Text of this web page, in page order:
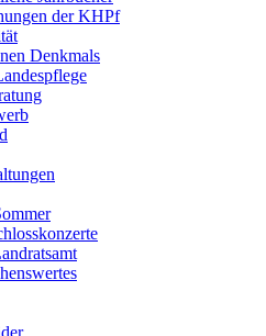
der KHPf
Denkmals